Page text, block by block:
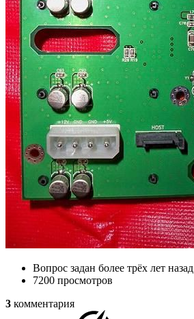
Вопрос задан более трёх лет назад
7200 просмотров
3 комментария